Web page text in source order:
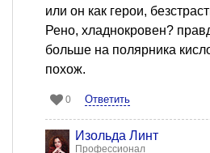
или он как герои,
Рено, хладнокровен?
больше на полярника
похож.
0 Ответить
Изольда Линт
Профессионал